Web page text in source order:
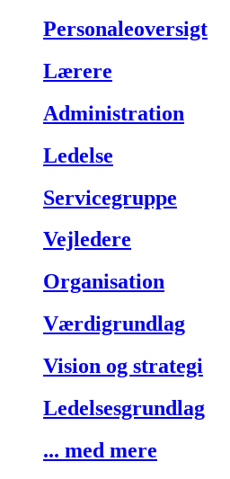
Personaleoversigt
Lærere
Administration
Ledelse
Servicegruppe
Vejledere
Organisation
Værdigrundlag
Vision og strategi
Ledelsesgrundlag
... med mere